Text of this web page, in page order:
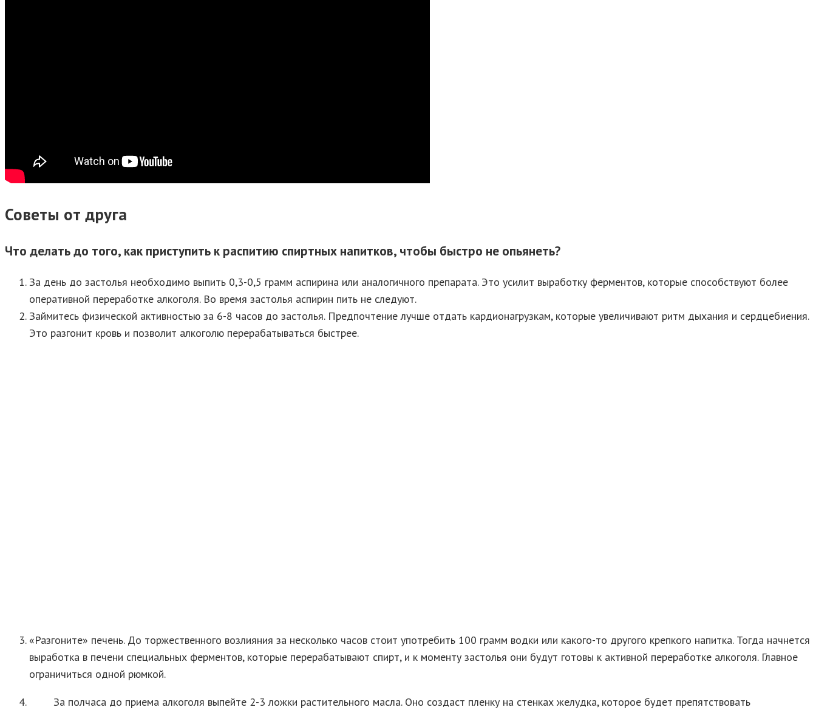
Советы от друга
Что делать до того, как приступить к распитию спиртных напитков, чтобы быстро не опьянеть?
За день до застолья необходимо выпить 0,3-0,5 грамм аспирина или аналогичного препарата. Это усилит выработку ферментов, которые способствуют более
оперативной переработке алкоголя. Во время застолья аспирин пить не следуют.
Займитесь физической активностью за 6-8 часов до застолья. Предпочтение лучше отдать кардионагрузкам, которые увеличивают ритм дыхания и сердцебиения.
Это разгонит кровь и позволит алкоголю перерабатываться быстрее.
«Разгоните» печень. До торжественного возлияния за несколько часов стоит употребить 100 грамм водки или какого-то другого крепкого напитка. Тогда начнется
выработка в печени специальных ферментов, которые перерабатывают спирт, и к моменту застолья они будут готовы к активной переработке алкоголя. Главное
ограничиться одной рюмкой.
За полчаса до приема алкоголя выпейте 2-3 ложки растительного масла. Оно создаст пленку на стенках желудка, которое будет препятствовать